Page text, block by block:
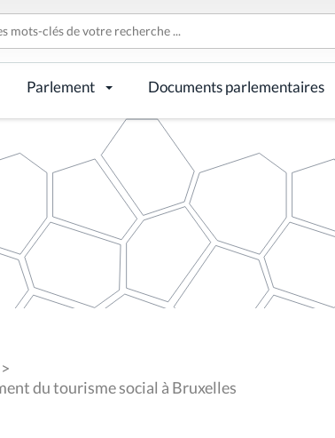
Parlement Documents parlementaires
du tourisme social à Bruxelles